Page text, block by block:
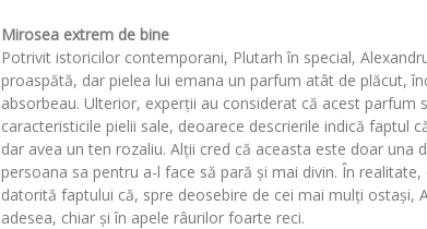
Mirosea extrem de bine
Potrivit istoricilor contemporani, Plutarh în special,
proaspătă, dar pielea lui emana un parfum atât de plăcut,
absorbeau. Ulterior, experții au considerat că acest parfum
caracteristicile pielii sale, deoarece descrierile indică faptul
dar avea un ten rozaliu. Alții cred că aceasta este doar una
persoana sa pentru a-l face să pară și mai divin. În
datorită faptului că, spre deosebire de cei mai mulți ostași,
adesea, chiar și în apele râurilor foarte reci.